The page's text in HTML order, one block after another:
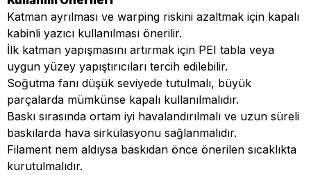
Katman ayrılması ve warping riskini azaltmak için kapalı
kabinli yazıcı kullanılması önerilir.
İlk katman yapışmasını artırmak için PEI tabla veya
uygun yüzey yapıştırıcıları tercih edilebilir.
Soğutma fanı düşük seviyede tutulmalı, büyük
parçalarda mümkünse kapalı kullanılmalıdır.
Baskı sırasında ortam iyi havalandırılmalı ve uzun süreli
baskılarda hava sirkülasyonu sağlanmalıdır.
Filament nem aldıysa baskıdan önce önerilen sıcaklıkta
kurutulmalıdır.